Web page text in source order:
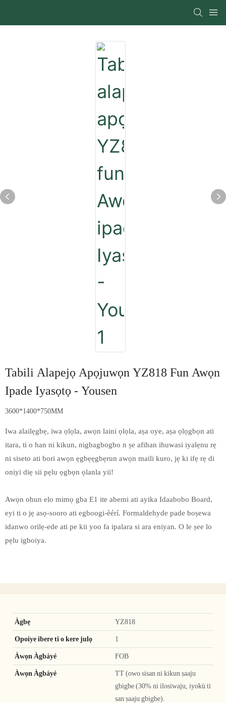
Tabili Alapejọ Apọjuwọn YZ818 Fun Awọn
Ipade Iyasọtọ - Yousen
3600*1400*750MM
Iwa alailẹgbẹ, iwa ọlọla, awọn laini ọlọla, aṣa oye, aṣa ọlọgbọn ati
itara, ti o han ni kikun, nigbagbogbo n ṣe afihan ihuwasi iyalẹnu rẹ
ni siseto ati bori awọn ẹgbẹẹgbẹrun awọn maili kuro, jẹ ki ifẹ rẹ di
oniyi diẹ sii pẹlu ọgbọn ọlanla yii!
Awọn ohun elo mimọ gba E1 ite abemi ati ayika Idaabobo Board,
eyi ti o jẹ asọ-sooro ati egboogi-èérí. Formaldehyde pade boṣewa
idanwo orilẹ-ede ati pe kii yoo fa ipalara si ara eniyan. O le ṣee lo
pẹlu igboiya.
Àgbẹ YZ818
Opoiye ibere ti o kere julọ 1
Àwọn Àgbáyé FOB
Àwọn Àgbáyé
TT (owo sisan ni kikun ṣaaju
gbigbe (30% ni ilosiwaju, iyokù ti
san ṣaaju gbigbe).